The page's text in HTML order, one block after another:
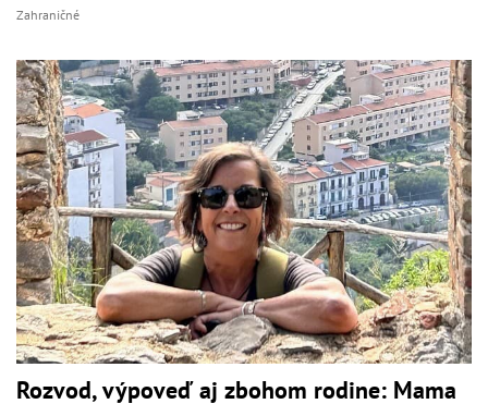
Zahraničné
Rozvod, výpoveď aj zbohom rodine: Mama